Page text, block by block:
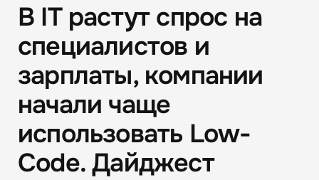
В IТ растут спрос на
специалистов и
зарплаты, компании
начали чаще
использовать Low-
Code. Дайджест